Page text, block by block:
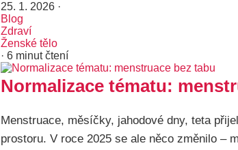
25. 1. 2026 ·
Blog
Zdraví
Ženské tělo
· 6 minut čtení
Normalizace tématu:
Menstruace, měsíčky, jahodové dny, teta
prostoru. V roce 2025 se ale něco změnilo –